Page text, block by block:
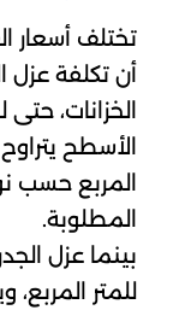
تختلف أسعار
أن تكلفة عزل
الخزانات،
المربع حسب
المطلوبة.
للمتر